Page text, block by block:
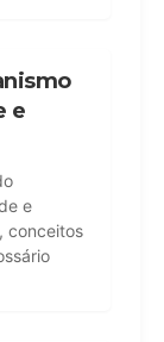
e
e
conceitos